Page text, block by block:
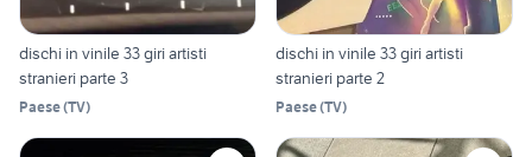
dischi in vinile 33 giri artisti
stranieri parte 3
Paese(TV)
dischi in vinile 33 giri artisti
stranieri parte 2
Paese(TV)